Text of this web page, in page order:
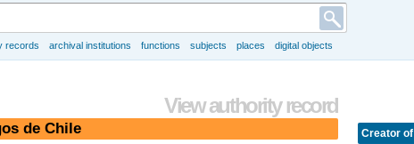
records archival institutions functions subjects places digital objects
View authority record
de Chile Creator of